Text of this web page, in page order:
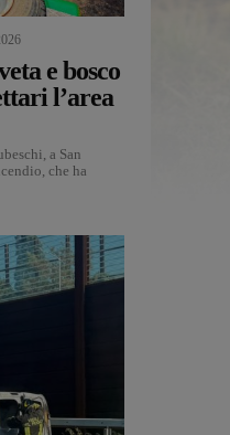
e bosco
l’area
a San
che ha